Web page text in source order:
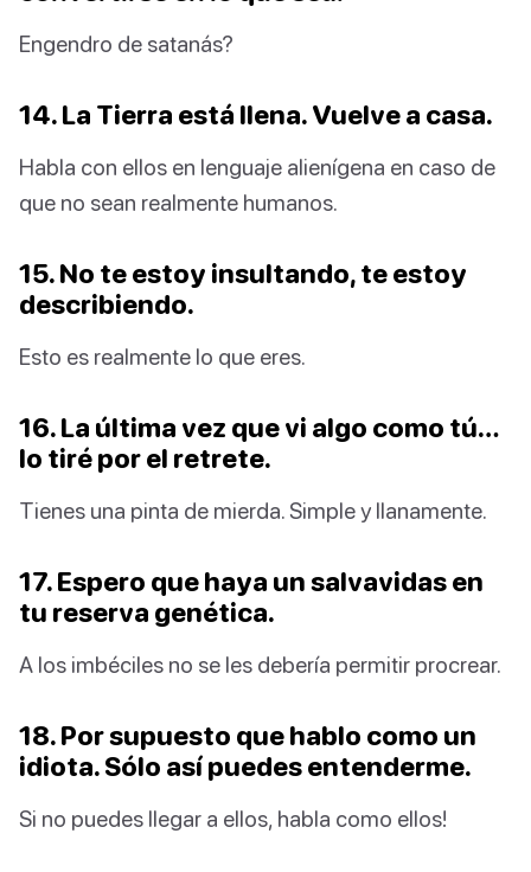
Engendro de satanás?
14. La Tierra está llena. Vuelve a casa.
Habla con ellos en lenguaje alienígena en caso de
que no sean realmente humanos.
15. No te estoy insultando, te estoy
describiendo.
Esto es realmente lo que eres.
16. La última vez que vi algo como tú…
lo tiré por el retrete.
Tienes una pinta de mierda. Simple y llanamente.
17. Espero que haya un salvavidas en
tu reserva genética.
A los imbéciles no se les debería permitir procrear.
18. Por supuesto que hablo como un
idiota. Sólo así puedes entenderme.
Si no puedes llegar a ellos, habla como ellos!